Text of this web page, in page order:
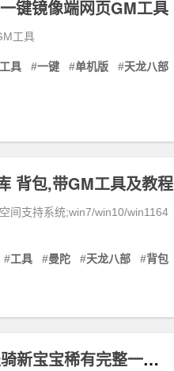
键镜像端网页GM工具
工具
具 #一键 #单机版 #天龙八部
背包,带GM工具及教程
间支持系统;win7/win10/win1164
#工具 #曼陀 #天龙八部 #背包
天龙八部怀旧单机版武道3重新时装新坐骑新宝宝稀有完整一键服务端GM